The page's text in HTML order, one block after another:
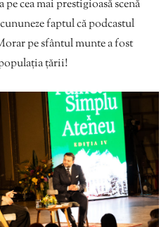
cea mai prestigioasă scenă
faptul că podcastul
pe sfântul munte a fost
țării!